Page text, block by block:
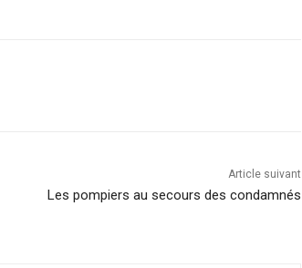
Article suivant
Les pompiers au secours des condamnés